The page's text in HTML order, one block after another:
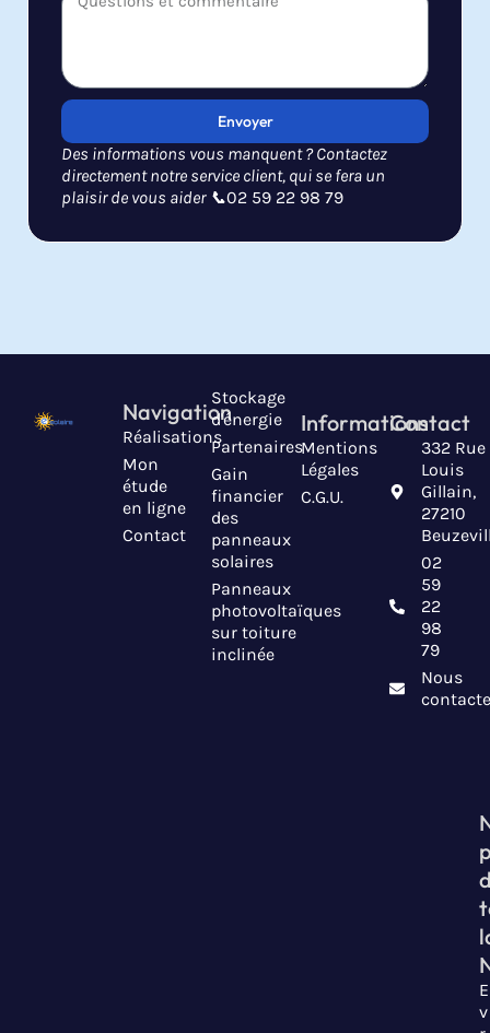
Envoyer
Des informations vous manquent ? Contactez
directement notre service client, qui se fera un
plaisir de vous aider 📞02 59 22 98 79
Navigation
Réalisations
Mon
étude
en ligne
Contact
Stockage
d'énergie
Partenaires
Gain
financier
des
panneaux
solaires
Panneaux
photovoltaïques
sur toiture
inclinée
Informations
Mentions
Légales
C.G.U.
Contact
332 Rue
Louis
Gillain,
27210
02
59
22
98
79
Nous
E
v